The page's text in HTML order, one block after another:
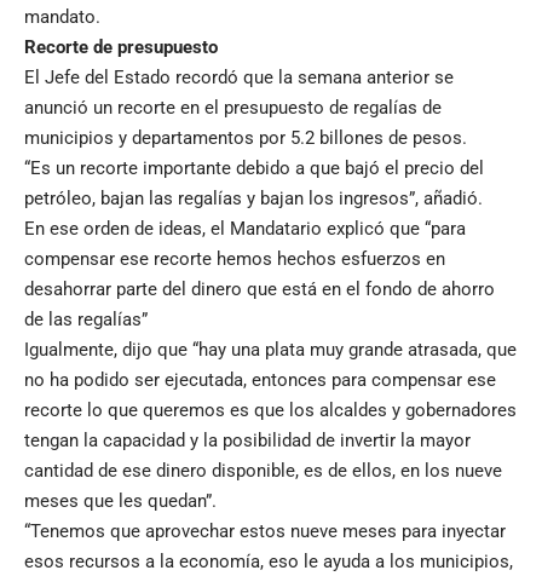
mandato.
Recorte de presupuesto
El Jefe del Estado recordó que la semana anterior se
anunció un recorte en el presupuesto de regalías de
municipios y departamentos por 5.2 billones de pesos.
“Es un recorte importante debido a que bajó el precio del
petróleo, bajan las regalías y bajan los ingresos”, añadió.
En ese orden de ideas, el Mandatario explicó que “para
compensar ese recorte hemos hechos esfuerzos en
desahorrar parte del dinero que está en el fondo de ahorro
de las regalías”
Igualmente, dijo que “hay una plata muy grande atrasada, que
no ha podido ser ejecutada, entonces para compensar ese
recorte lo que queremos es que los alcaldes y gobernadores
tengan la capacidad y la posibilidad de invertir la mayor
cantidad de ese dinero disponible, es de ellos, en los nueve
meses que les quedan”.
“Tenemos que aprovechar estos nueve meses para inyectar
esos recursos a la economía, eso le ayuda a los municipios,